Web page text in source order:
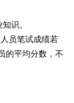
识。
员笔试成绩若
的平均分数，不